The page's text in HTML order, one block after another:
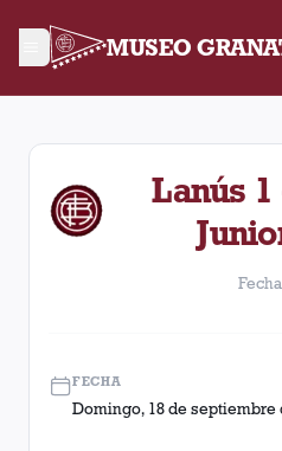
MUSEO
Fecha 7. Partido entre Lanús
Lanús
FECHA
Domingo, 18 de septiembre